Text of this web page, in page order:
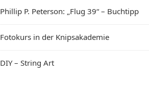
Phillip P. Peterson: „Flug 39“ – Buchtipp
Fotokurs in der Knipsakademie
DIY – String Art